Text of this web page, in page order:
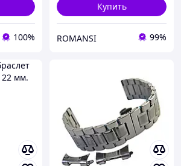
100%
Купить
ROMANSI 99%